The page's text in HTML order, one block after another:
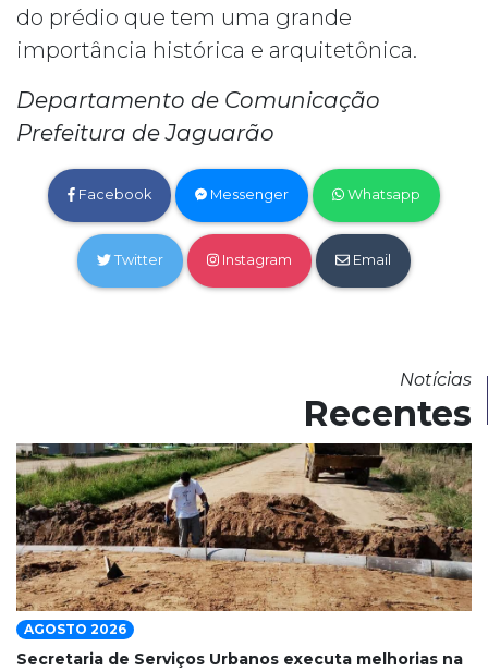
do prédio que tem uma grande
importância histórica e arquitetônica.
Departamento de Comunicação
Prefeitura de Jaguarão
Facebook Messenger Whatsapp
Twitter Instagram Email
Notícias
Recentes
AGOSTO 2026
Secretaria de Serviços Urbanos executa melhorias na